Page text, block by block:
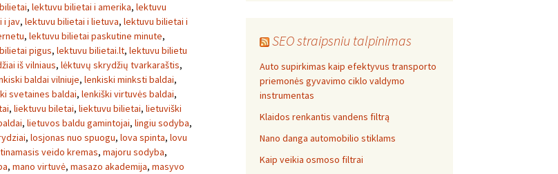
, lektuvu bilietai i amerika, lektuvu
i jav, lektuvu bilietai i lietuva, lektuvu bilietai i
, lektuvu bilietai paskutine minute,
pigus, lektuvu bilietai.lt, lektuvu bilietu
iš vilniaus, lėktuvų skrydžių tvarkaraštis,
baldai vilniuje, lenkiski minksti baldai,
svetaines baldai, lenkiški virtuvės baldai,
, liektuvu biletai, liektuvu bilietai, lietuviški
, lietuvos baldu gamintojai, lingiu sodyba,
, losjonas nuo spuogu, lova spinta, lovu
veido kremas, majoru sodyba,
, mano virtuvė, masazo akademija, masyvo
SEO straipsniu talpinimas
Auto supirkimas kaip efektyvus transporto
priemonės gyvavimo ciklo valdymo
instrumentas
Klaidos renkantis vandens filtrą
Nano danga automobilio stiklams
Kaip veikia osmoso filtrai